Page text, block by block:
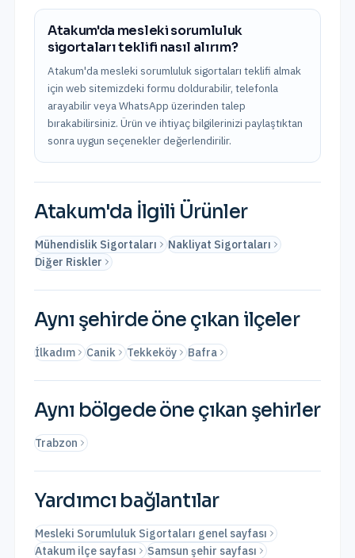
Atakum'da mesleki sorumluluk
sigortaları teklifi nasıl alırım?
Atakum'da mesleki sorumluluk sigortaları teklifi almak
için web sitemizdeki formu doldurabilir, telefonla
arayabilir veya WhatsApp üzerinden talep
bırakabilirsiniz. Ürün ve ihtiyaç bilgilerinizi paylaştıktan
sonra uygun seçenekler değerlendirilir.
Atakum'da İlgili Ürünler
Mühendislik Sigortaları
Nakliyat Sigortaları
Diğer Riskler
Aynı şehirde öne çıkan ilçeler
İlkadım Canik Tekkeköy Bafra
Aynı bölgede öne çıkan şehirler
Trabzon
Yardımcı bağlantılar
Mesleki Sorumluluk Sigortaları genel sayfası
Atakum ilçe sayfası
Samsun şehir sayfası